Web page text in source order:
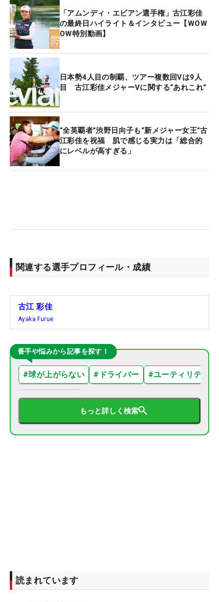
「アムンディ・エビアン選手権」古江彩佳
の最終日ハイライト＆インタビュー【WOW
OW特別動画】
日本勢4人目の制覇、ツアー複数回Vは9人
目 古江彩佳メジャーVに関する“あれこれ”
“全英覇者”渋野日向子も“新メジャー女王”古
江彩佳を祝福 肌で感じる実力は「総合的
にレベルが高すぎる」
関連する選手プロフィール・成績
古江 彩佳
Ayaka Furue
番手や悩みから記事を探す！
#球が上がらない # ドライバー #ユーティリティ
もっと詳しく検索
読まれています